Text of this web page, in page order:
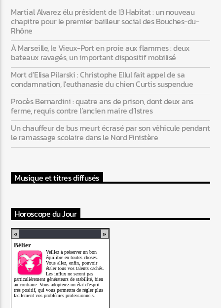
Martial Alvarez élu président de 13 Habitat : un nouveau
chapitre pour le premier bailleur social des Bouches-du-
Rhône
À Marseille, le Vieux-Port en proie aux flammes : deux
bateaux ravagés, un important dispositif mobilisé
Mort d’Elisa Pilarski : Christophe Ellul fait appel de sa
condamnation, l’euthanasie du chien Curtis suspendue
Procès Bernardini : quatre ans de prison, dont deux ans
ferme, requis contre l’ancien maire d’Istres
Un chauffeur de bus meurt écrasé par son véhicule pendant
le ramassage scolaire dans le Nord Finistère
Musique et titres diffusés
Horoscope du Jour